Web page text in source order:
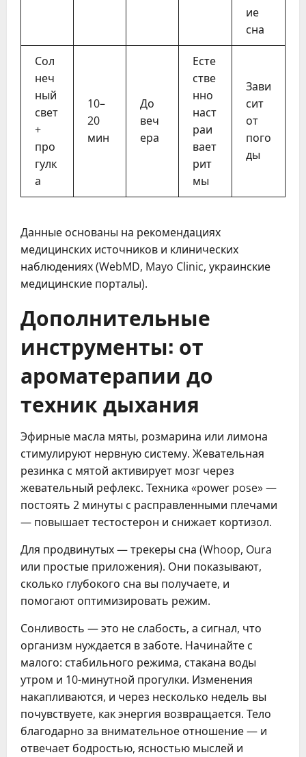
ие
сна
Сол
неч
ный
свет
+
про
гулк
а
10–
20
мин
До
веч
ера
Есте
стве
нно
наст
раи
вает
рит
мы
Зави
сит
от
пого
ды
Данные основаны на рекомендациях
медицинских источников и клинических
наблюдениях (WebMD, Mayo Clinic, украинские
медицинские порталы).
Дополнительные
инструменты: от
ароматерапии до
техник дыхания
Эфирные масла мяты, розмарина или лимона
стимулируют нервную систему. Жевательная
резинка с мятой активирует мозг через
жевательный рефлекс. Техника «power pose» —
постоять 2 минуты с расправленными плечами
— повышает тестостерон и снижает кортизол.
Для продвинутых — трекеры сна (Whoop, Oura
или простые приложения). Они показывают,
сколько глубокого сна вы получаете, и
помогают оптимизировать режим.
Сонливость — это не слабость, а сигнал, что
организм нуждается в заботе. Начинайте с
малого: стабильного режима, стакана воды
утром и 10-минутной прогулки. Изменения
накапливаются, и через несколько недель вы
почувствуете, как энергия возвращается. Тело
благодарно за внимательное отношение — и
отвечает бодростью, ясностью мыслей и